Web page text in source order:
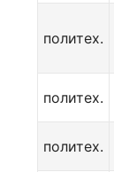
политех.
политех.
политех.